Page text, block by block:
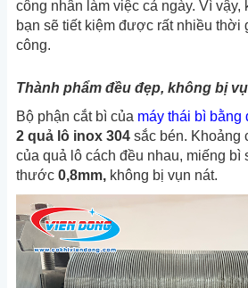
công nhân làm việc cả ngày. Vì vậy,
bạn sẽ tiết kiệm được rất nhiều thời
công.
Thành phẩm đều đẹp, không bị
Bộ phận cắt bì của máy thái bì bằng
2 quả lô inox 304 sắc bén. Khoảng
của quả lô cách đều nhau, miếng bì
thước 0,8mm, không bị vụn nát.